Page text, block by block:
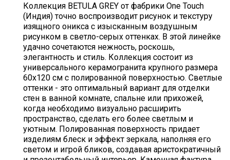
Коллекция BETULA GREY от фабрики One Touch
(Индия) точно воспроизводит рисунок и текстуру
изящного оникса с изысканным воздушным
рисунком в светло-серых оттенках. В этой линейке
удачно сочетаются нежность, роскошь,
элегантность и стиль. Коллекция состоит из
универсального керамогранита крупного размера
60х120 см с полированной поверхностью. Светлые
оттенки - это оптимальный вариант для отделки
стен в ванной комнате, спальне или прихожей,
когда необходимо визуально расширить
пространство, сделать его более светлым и
уютным. Полированная поверхность придает
изделиям блеск и эффект зеркала, наполняя его
светом и игрой бликов, создавая аристократичный